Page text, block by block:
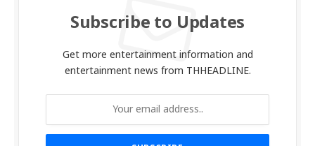
Subscribe to Updates
Get more entertainment information and
entertainment news from THHEADLINE.